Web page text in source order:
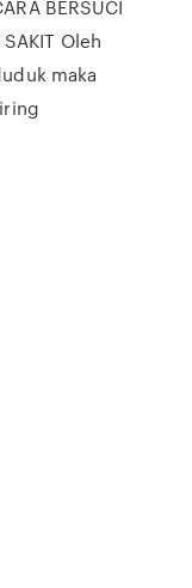
BERSUCI
SAKIT Oleh
maka